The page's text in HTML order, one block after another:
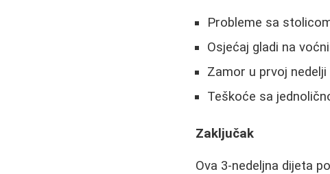
Probleme sa
Osjećaj gladi na
Zamor u prvoj
Teškoće sa
Zaključak
Ova 3-nedeljna dijeta